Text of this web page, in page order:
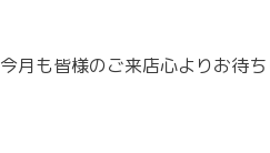
今月も皆様のご来店心よりお待ち